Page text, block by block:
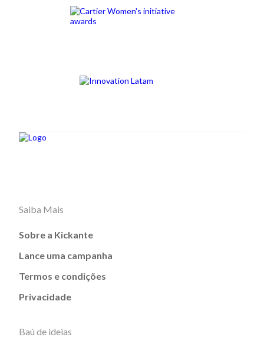
Saiba Mais
Sobre a Kickante
Lance uma campanha
Termos e condições
Privacidade
Baú de ideias